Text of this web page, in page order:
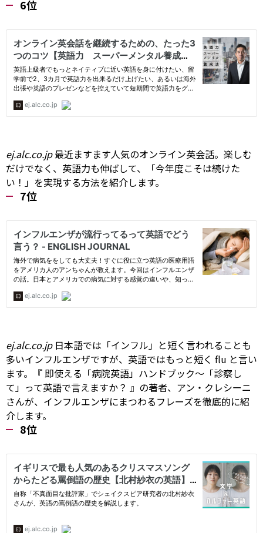
6位
ej.alc.co.jp最近ますます人気のオンライン英会話。楽しむ
だけでなく、英語力も伸ばして、「今年度こそは続けた
い！」を実現する方法を紹介します。
7位
ej.alc.co.jp 日本語では「インフル」と短く言われることも
多いインフルエンザですが、英語ではもっと短く flu と言い
ます。『即使える「病院英語」ハンドブック～「診察し
て」って英語で言えますか？ 』の著者、アン・クレシーニ
さんが、インフルエンザにまつわるフレーズを徹底的に紹
介します。
8位